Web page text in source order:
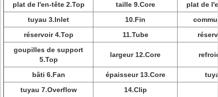
plat de l'en-tête 2.Top
taille 9.Core
plat de
tuyau 3.Inlet
10.Fin
réservoir 4.Top
11.Tube
goupilles de support
5.Top
largeur 12.Core
bâti 6.Fan épaisseur 13.Core
tuyau 7.Overflow
14.Clip